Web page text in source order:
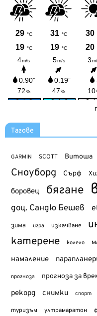
Тагове
GARMIN SCOTT Витоша
Сноуборд Сърф
боровец бягане
доц. Сандю Бешев
зима игра изкачване
катерене колело
намаление
прогноза прогноза за
рекорд снимки спорт
туризъм ултрамаратон